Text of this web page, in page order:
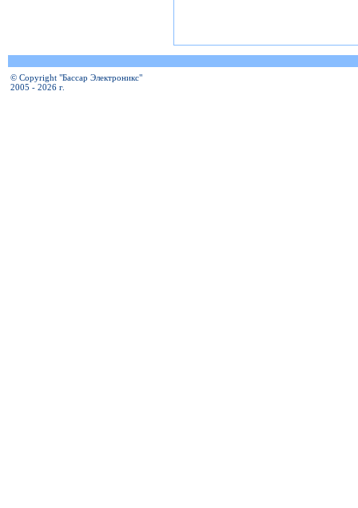
© Copyright "Бассар Электроникс"
2005 - 2026 г.